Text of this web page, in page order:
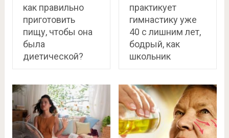
как правильно
приготовить
пищу, чтобы она
была
диетической?
практикует
гимнастику уже
40 с лишним лет,
бодрый, как
школьник